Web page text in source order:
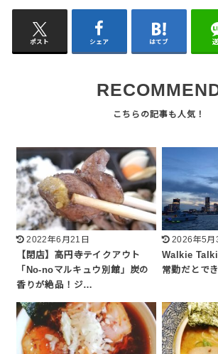
ポスト シェア はてブ
2022年6月21日
【閉店】高円寺テイクアウト
「No-noマルキュウ別館」炭の
香りが絶品！ジ…
2026年5月
Walkie
常勤だとで